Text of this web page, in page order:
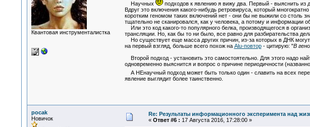
Квантовая инструменталистка
Научных
подходов к явлению я вижу два. Первый - выяснить из
Вдруг это включения какого-нибудь ретровируса, который
коротким геномом таких включений нет - они бы не выжили со столь
тщательно не сканировался, как у человека, а потому и информации
Или это код какого-то популярного белка, производящегося в
трансляции. Но, как бы то ни было, все равно для разбирательства
Но существует еще масса других причин, из-за которых в ДНК
на первый взгляд, больше всего похож на Alu-повтор- цитирую: "В
Второй подход - установить это самостоятельно. Для этого надо
одновременно выяснится и вопрос о причине периодичности
А НЕнаучный подход может быть только один - славить на всех
явление выглядит более таинственно.
pocak
Новичок
Re: Результаты информационного эксперимента над
« Ответ #6 : 17 Августа 2016, 17:28:00 »